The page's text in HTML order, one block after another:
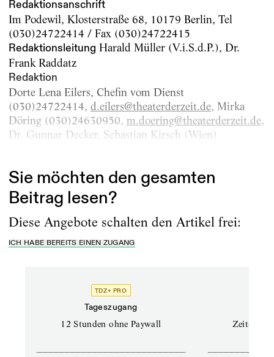
Redaktionsanschrift
Im Podewil, Klosterstraße 68, 10179 Berlin, Tel
(030)24722414 / Fax (030)24722415
Redaktionsleitung Harald Müller (V.i.S.d.P.), Dr.
Frank Raddatz
Redaktion
Dorte Lena Eilers, Chefin vom Dienst
(030)24722414, d.eilers@theaterderzeit.de, Mirka
Döring (030)24630950, m.doering@theaterderzeit.de,
Dr. Gunnar Decker, Sebastian Kirsch (Wien)
Sie möchten den gesamten
Beitrag lesen?
Diese Angebote schalten den Artikel frei:
ICH HABE BEREITS EINEN ZUGANG
TDZ+ PRO
Tageszugang
12 Stunden ohne Paywall